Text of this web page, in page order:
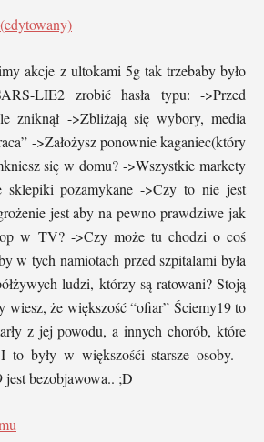
akcje z ultokami 5g tak trzebaby było
LIE2 zrobić hasła typu: ->Przed
zniknął ->Zbliżają się wybory, media
->Założysz ponownie kaganiec(który
się w domu? ->Wszystkie markety
sklepiki pozamykane ->Czy to nie jest
jest aby na pewno prawdziwe jak
w TV? ->Czy może tu chodzi o coś
w tych namiotach przed szpitalami była
ludzi, którzy są ratowani? Stoją
wiesz, że większość “ofiar” Ściemy19 to
z jej powodu, a innych chorób, które
były w większośći starsze osoby. -
bezobjawowa.. ;D